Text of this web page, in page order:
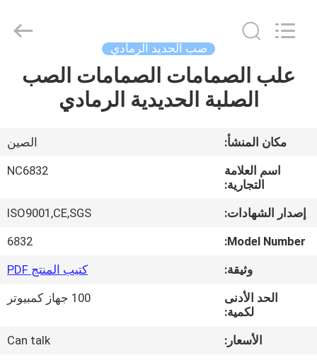
المنزل
فيديوهات
حولنا
المصنع
مراقبة
CO.,LTD.
صب الحديد الرمادي
علب الصمامات الصمامات الصب
الصلبة الحديدية الرمادي
مكان المنشأ:
الصين
اسم العلامة
التجارية:
NC6832
إصدار الشهادات:
ISO9001,CE,SGS
Model Number:
6832
وثيقة:
كتيب المنتج PDF
الحد الأدنى
لكمية:
100 جهاز كمبيوتر
الأسعار:
Can talk